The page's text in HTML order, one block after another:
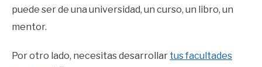
puede ser de una universidad, un curso, un libro, un
mentor.
Por otro lado, necesitas desarrollar tus facultades